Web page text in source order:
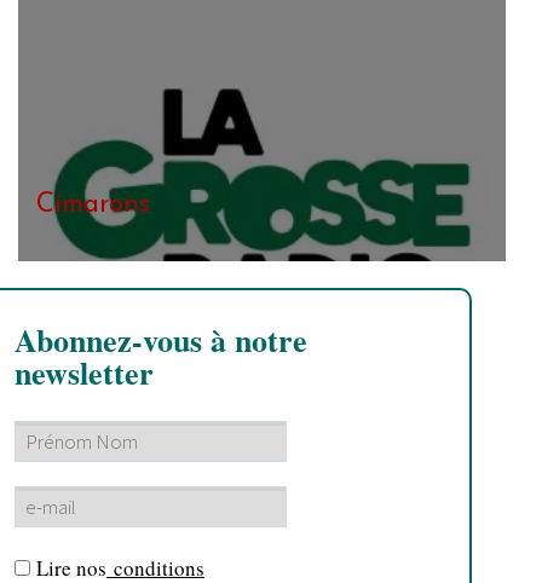
Cimarons
Abonnez-vous à notre
newsletter
Lire nos conditions